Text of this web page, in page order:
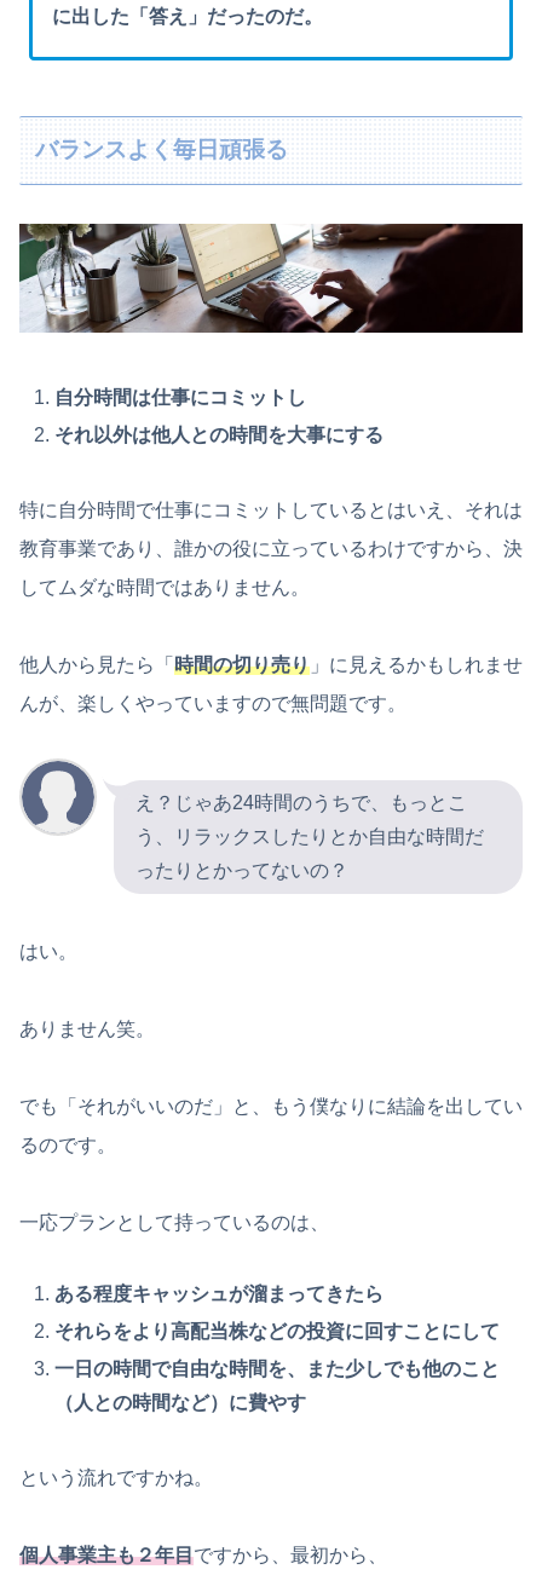
に出した「答え」だったのだ。
バランスよく毎日頑張る
自分時間は仕事にコミットし
それ以外は他人との時間を大事にする
特に自分時間で仕事にコミットしているとはいえ、それは
教育事業であり、誰かの役に立っているわけですから、決
してムダな時間ではありません。
他人から見たら「 時間の切り売り 」に見えるかもしれませ
んが、楽しくやっていますので無問題です。
え？じゃあ24時間のうちで、もっとこ
う、リラックスしたりとか自由な時間だ
ったりとかってないの？
はい。
ありません笑。
でも「それがいいのだ」と、もう僕なりに結論を出してい
るのです。
一応プランとして持っているのは、
ある程度キャッシュが溜まってきたら
それらをより高配当株などの投資に回すことにして
一日の時間で自由な時間を、また少しでも他のこと
（人との時間など）に費やす
という流れですかね。
個人事業主も２年目ですから、最初から、